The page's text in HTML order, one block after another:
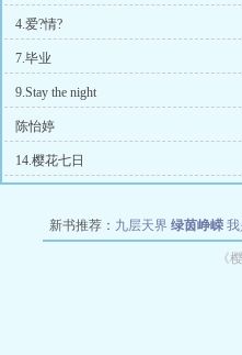
4.爱?情?
7.毕业
9.Stay the night
陈怡婷
14.樱花七日
新书推荐： 九层天界 绿茵峥嵘
教练万岁
《